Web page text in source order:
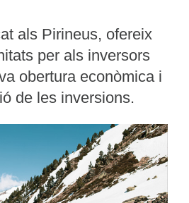
als Pirineus, ofereix
per als inversors
obertura econòmica i
de les inversions.